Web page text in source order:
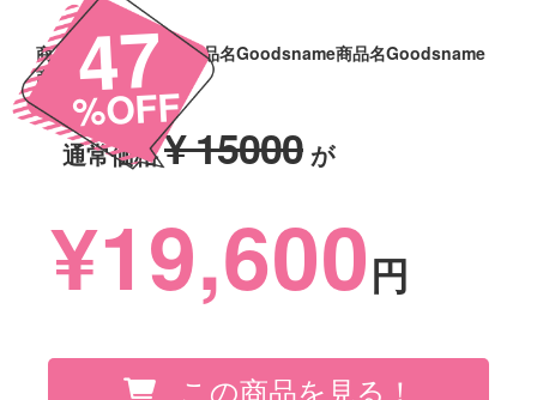
47
%OFF
商品名Goodsname商品名Goodsname商品名Goodsname
商品名Goodsname
通常価格¥ 15000 が
¥19,600円